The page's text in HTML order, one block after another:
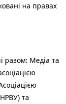
на правах
разом: Медіа та
та